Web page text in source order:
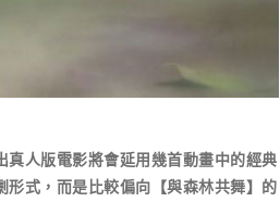
人版電影將會延用幾首動畫中的經典
式，而是比較偏向【與森林共舞】的